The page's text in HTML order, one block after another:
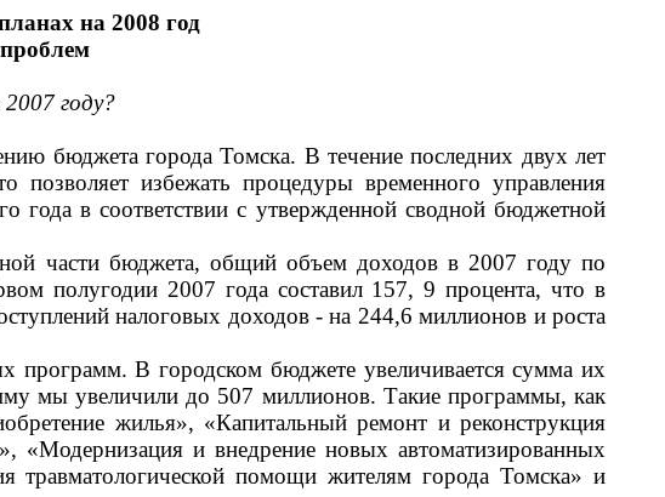
на 2008 год
году?
бюджета города Томска. В течение последних двух лет
избежать процедуры временного управления
года в соответствии с утвержденной сводной бюджетной
части бюджета, общий объем доходов в 2007 году по
полугодии 2007 года составил 157, 9 процента, что в
налоговых доходов - на 244,6 миллионов и роста
программ. В городском бюджете увеличивается сумма их
мы увеличили до 507 миллионов. Такие программы, как
жилья», «Капитальный ремонт и реконструкция
«Модернизация и внедрение новых автоматизированных
травматологической помощи жителям города Томска» и